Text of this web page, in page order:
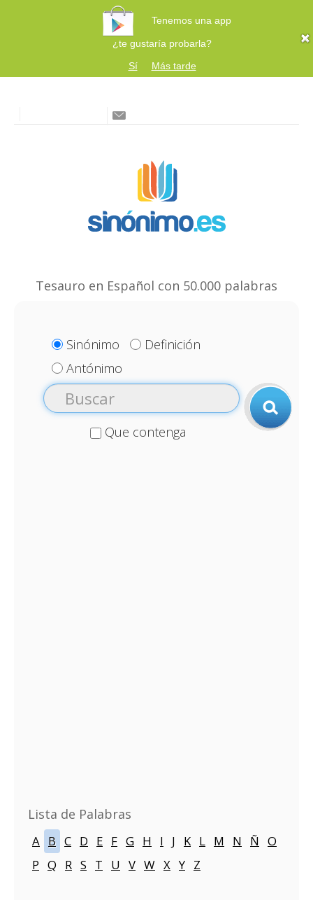
Tenemos una app
¿te gustaría probarla?
Sí
Más tarde
Tesauro en Español con 50.000 palabras
Sinónimo
Definición
Antónimo
Que contenga
Lista de Palabras
A B C D E F G H I J K L M N Ñ O
P Q R S T U V W X Y Z